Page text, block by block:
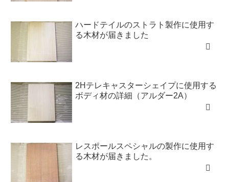
ハードテイルのストラト製作に使用す
る木材が届きました
2Hテレキャスターシェイプに使用する
ボディ材の詳細（アルダー2A）
レスポールスペシャルの製作に使用す
る木材が届きました。